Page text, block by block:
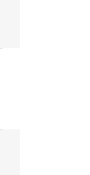
Plan Anual
Plan Anual